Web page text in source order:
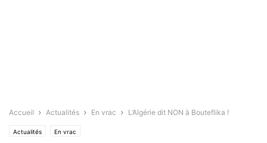
Accueil Actualités En vrac L’Algérie dit NON à Bouteflika !
Actualités En vrac